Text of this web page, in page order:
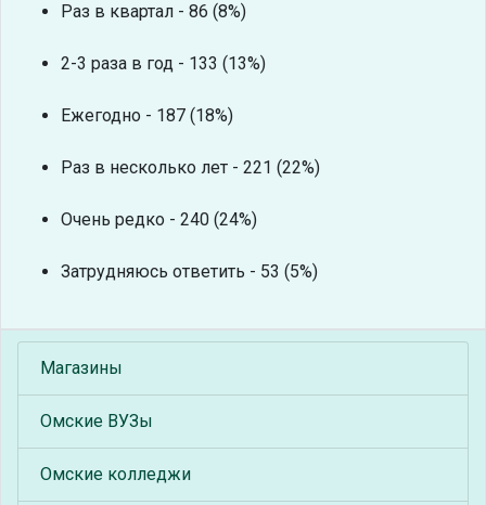
Раз в квартал - 86 (8%)
2-3 раза в год - 133 (13%)
Ежегодно - 187 (18%)
Раз в несколько лет - 221 (22%)
Очень редко - 240 (24%)
Затрудняюсь ответить - 53 (5%)
Магазины
Омские ВУЗы
Омские колледжи